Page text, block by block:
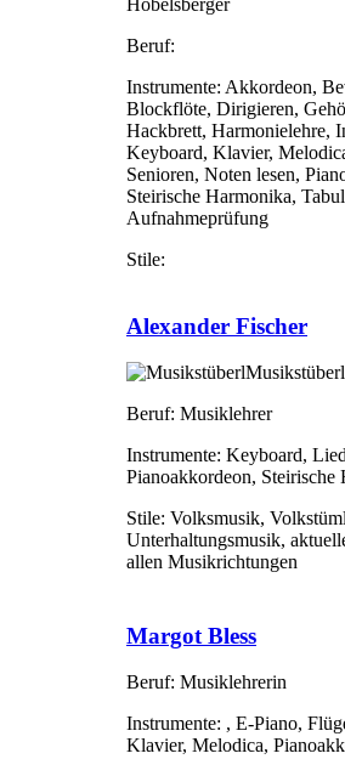
Hobelsberger
Beruf:
Instrumente: Akkordeon,
Blockflöte, Dirigieren,
Hackbrett, Harmonielehre,
Keyboard, Klavier,
Senioren, Noten lesen,
Steirische Harmonika,
Aufnahmeprüfung
Stile:
Alexander Fischer
Musikstüberl
Beruf: Musiklehrer
Instrumente: Keyboard,
Pianoakkordeon, Steirische
Stile: Volksmusik,
Unterhaltungsmusik,
allen Musikrichtungen
Margot Bless
Beruf: Musiklehrerin
Instrumente: , E-Piano,
Klavier, Melodica,